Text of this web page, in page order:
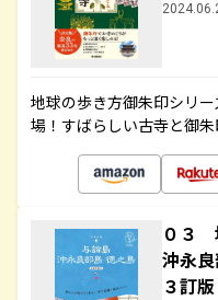
地球の歩き方御朱印シリ
場！すばらしい古寺と御
０３
沖永
３訂版